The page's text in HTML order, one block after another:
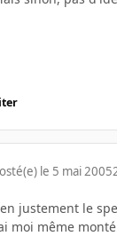
le 5 mai 2005
justement le
moi même